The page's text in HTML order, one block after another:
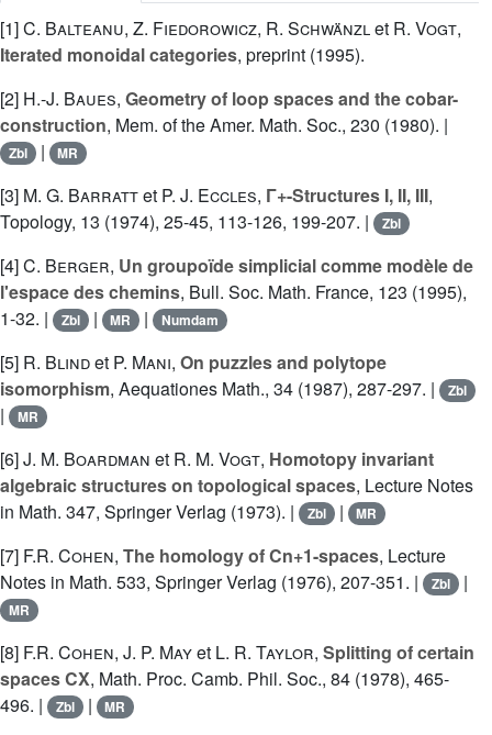
[1]C. Balteanu, Z. Fiedorowicz, R. Schwänzlet R. Vogt,
Iterated monoidal categories, preprint (1995).
[2] H.-J. Baues, Geometry of loop spaces and the cobar-
construction, Mem. of the Amer. Math. Soc., 230 (1980). |
Zbl | MR
[3] M. G. Barrattet P. J. Eccles, Γ+-Structures I, II, III,
Topology, 13 (1974), 25-45, 113-126, 199-207. |
Zbl
[4]C. Berger, Un groupoïde simplicial comme modèle de
l'espace des chemins, Bull. Soc. Math. France, 123 (1995),
1-32. |
Zbl | MR | Numdam
[5] R. Blindet P. Mani, On puzzles and polytope
isomorphism, Aequationes Math., 34 (1987), 287-297. | Zbl
| MR
[6]J. M. Boardman et R. M. Vogt, Homotopy invariant
algebraic structures on topological spaces, Lecture Notes
in Math. 347, Springer Verlag (1973). |
Zbl | MR
[7] F.R. Cohen, The homology of Cn+1-spaces, Lecture
Notes in Math. 533, Springer Verlag (1976), 207-351. |
Zbl |
MR
[8] F.R. Cohen, J. P. Mayet L. R. Taylor, Splitting of certain
spaces CX, Math. Proc. Camb. Phil. Soc., 84 (1978), 465-
496. |
Zbl | MR